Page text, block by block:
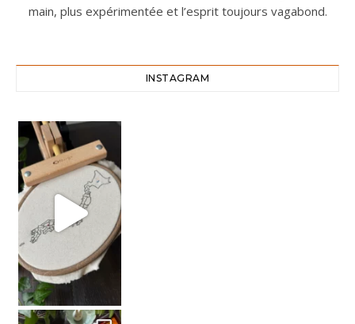
main, plus expérimentée et l’esprit toujours vagabond.
INSTAGRAM